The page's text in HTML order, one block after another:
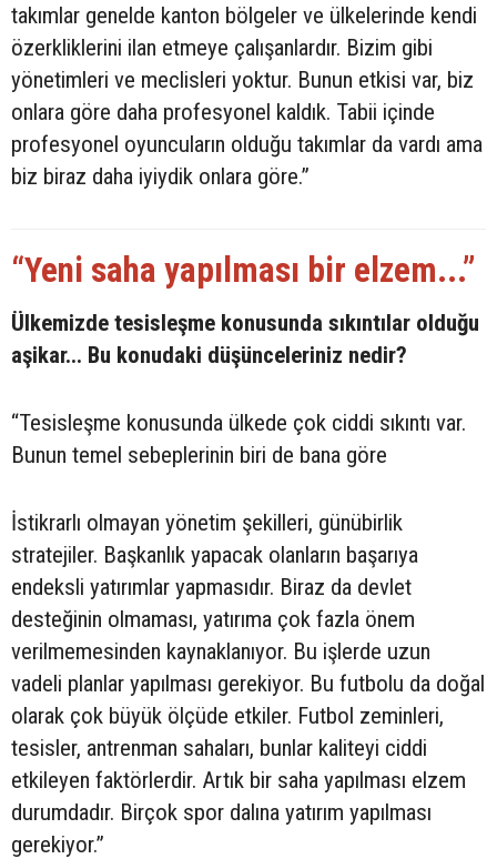
takımlar genelde kanton bölgeler ve ülkelerinde kendi
özerkliklerini ilan etmeye çalışanlardır. Bizim gibi
yönetimleri ve meclisleri yoktur. Bunun etkisi var, biz
onlara göre daha profesyonel kaldık. Tabii içinde
profesyonel oyuncuların olduğu takımlar da vardı ama
biz biraz daha iyiydik onlara göre.”
“Yeni saha yapılması bir elzem...”
Ülkemizde tesisleşme konusunda sıkıntılar olduğu
aşikar... Bu konudaki düşünceleriniz nedir?
“Tesisleşme konusunda ülkede çok ciddi sıkıntı var.
Bunun temel sebeplerinin biri de bana göre
İstikrarlı olmayan yönetim şekilleri, günübirlik
stratejiler. Başkanlık yapacak olanların başarıya
endeksli yatırımlar yapmasıdır. Biraz da devlet
desteğinin olmaması, yatırıma çok fazla önem
verilmemesinden kaynaklanıyor. Bu işlerde uzun
vadeli planlar yapılması gerekiyor. Bu futbolu da doğal
olarak çok büyük ölçüde etkiler. Futbol zeminleri,
tesisler, antrenman sahaları, bunlar kaliteyi ciddi
etkileyen faktörlerdir. Artık bir saha yapılması elzem
durumdadır. Birçok spor dalına yatırım yapılması
gerekiyor.”